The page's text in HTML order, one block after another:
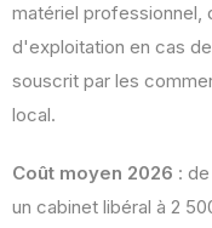
matériel professionnel,
d'exploitation en cas
souscrit par les
local.
Coût moyen 2026 :
un cabinet libéral à 2